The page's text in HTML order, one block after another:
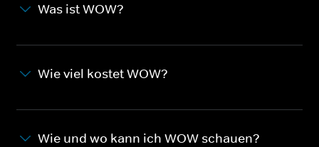
Was ist WOW?
Wie viel kostet WOW?
Wie und wo kann ich WOW schauen?